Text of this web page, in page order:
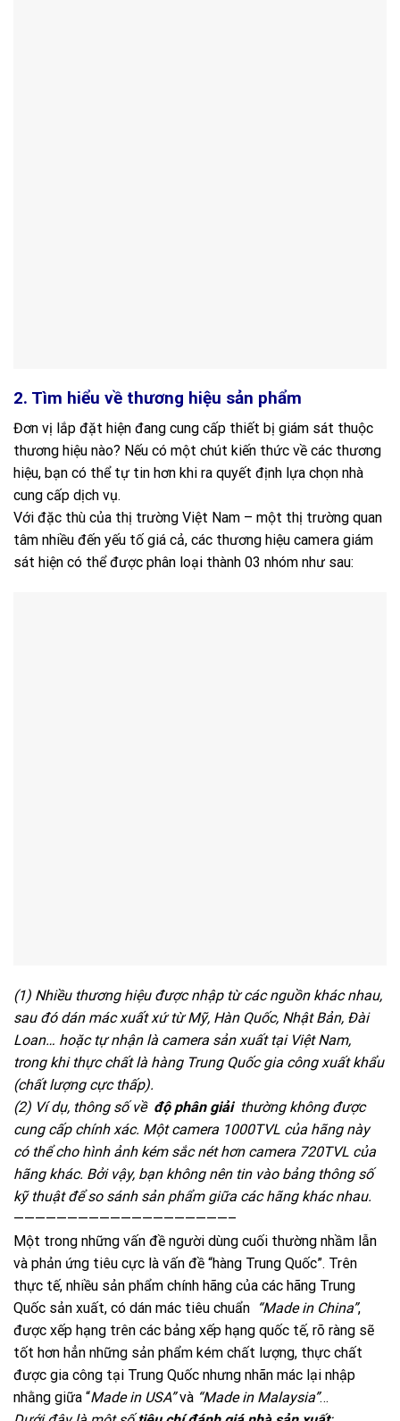
2. Tìm hiểu về thương hiệu sản phẩm
Đơn vị lắp đặt hiện đang cung cấp thiết bị giám sát thuộc
thương hiệu nào? Nếu có một chút kiến thức về các thương
hiệu, bạn có thể tự tin hơn khi ra quyết định lựa chọn nhà
cung cấp dịch vụ.
Với đặc thù của thị trường Việt Nam – một thị trường quan
tâm nhiều đến yếu tố giá cả, các thương hiệu camera giám
sát hiện có thể được phân loại thành 03 nhóm như sau:
(1) Nhiều thương hiệu được nhập từ các nguồn khác nhau,
sau đó dán mác xuất xứ từ Mỹ, Hàn Quốc, Nhật Bản, Đài
Loan… hoặc tự nhận là camera sản xuất tại Việt Nam,
trong khi thực chất là hàng Trung Quốc gia công xuất khẩu
(chất lượng cực thấp).
(2) Ví dụ, thông số về độ phân giải thường không được
cung cấp chính xác. Một camera 1000TVL của hãng này
có thể cho hình ảnh kém sắc nét hơn camera 720TVL của
hãng khác. Bởi vậy, bạn không nên tin vào bảng thông số
kỹ thuật để so sánh sản phẩm giữa các hãng khác nhau.
————————————————————–
Một trong những vấn đề người dùng cuối thường nhầm lẫn
và phản ứng tiêu cực là vấn đề “hàng Trung Quốc”. Trên
thực tế, nhiều sản phẩm chính hãng của các hãng Trung
Quốc sản xuất, có dán mác tiêu chuẩn “Made in China”,
được xếp hạng trên các bảng xếp hạng quốc tế, rõ ràng sẽ
tốt hơn hẳn những sản phẩm kém chất lượng, thực chất
được gia công tại Trung Quốc nhưng nhãn mác lại nhập
nhằng giữa “Made in USA”và “Made in Malaysia”…